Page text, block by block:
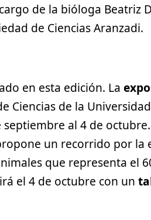
de la bióloga Beatriz
de Ciencias Aranzadi.
en esta edición. La
Ciencias de la
al 4 de
un recorrido por
que representa el
el 4 de octubre con un